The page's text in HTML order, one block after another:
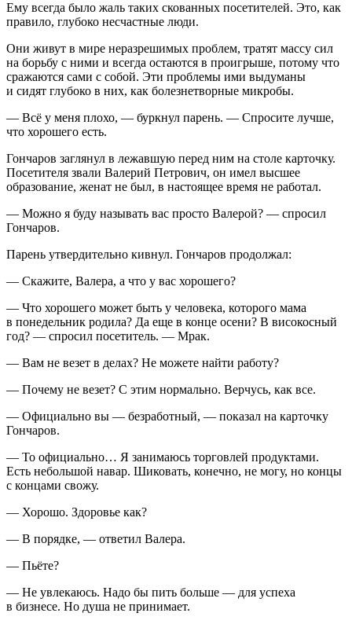
Ему всегда было жаль таких скованных посетителей. Это, как
правило, глубоко несчастные люди.
Они живут в мире неразрешимых проблем, тратят массу сил
на борьбу с ними и всегда остаются в проигрыше, потому что
сражаются сами с собой. Эти проблемы ими выдуманы
и сидят глубоко в них, как болезнетворные микробы.
— Всё у меня плохо, — буркнул парень. — Спросите лучше,
что хорошего есть.
Гончаров заглянул в лежавшую перед ним на столе карточку.
Посетителя звали Валерий Петрович, он имел высшее
образование, женат не был, в настоящее время не работал.
— Можно я буду называть вас просто Валерой? — спросил
Гончаров.
Парень утвердительно кивнул. Гончаров продолжал:
— Скажите, Валера, а что у вас хорошего?
— Что хорошего может быть у человека, которого мама
в понедельник родила? Да еще в конце осени? В високосный
год? — спросил посетитель. — Мрак.
— Вам не везет в делах? Не можете найти работу?
— Почему не везет? С этим нормально. Верчусь, как все.
— Официально вы — безработный, — показал на карточку
Гончаров.
— То официально… Я занимаюсь торговлей продуктами.
Есть небольшой навар. Шиковать, конечно, не могу, но концы
с концами свожу.
— Хорошо. Здоровье как?
— В порядке, — ответил Валера.
— Пьёте?
— Не увлекаюсь. Надо бы пить больше — для успеха
в бизнесе. Но душа не принимает.